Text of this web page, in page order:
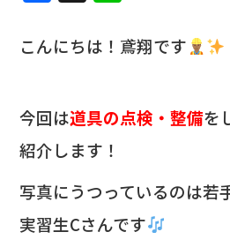
a
c
b
o
o
k
e
こんにちは！鳶翔です
今回は道具の点検・整備を
紹介します！
写真にうつっているのは若
実習生Cさんです